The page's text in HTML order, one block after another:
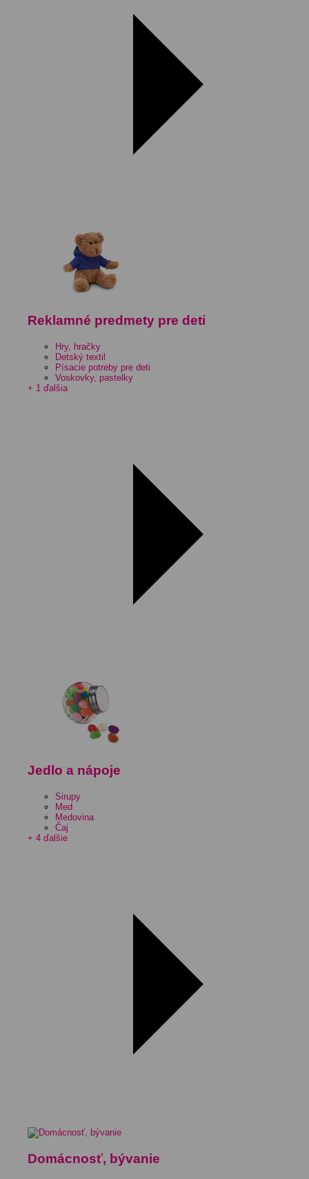
Reklamné predmety pre deti
Hry, hračky
Detský textil
Písacie potreby pre deti
Voskovky, pastelky
+ 1 ďalšia
Jedlo a nápoje
Sirupy
Med
Medovina
Čaj
+ 4 ďalšie
Domácnosť, bývanie